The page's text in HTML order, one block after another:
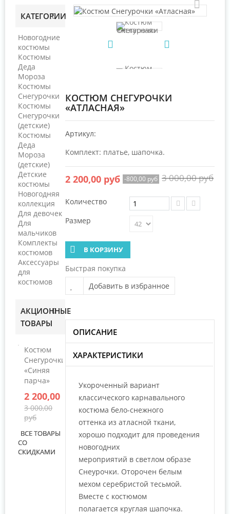
КАТЕГОРИИ
Новогодние
костюмы
Костюмы
Деда
Мороза
Костюмы
Снегурочки
Костюмы
Снегурочки
(детские)
Костюмы
Деда
Мороза
(детские)
Детские
костюмы
Новогодняя
коллекция
Для девочек
Для
мальчиков
Комплекты
костюмов
Аксессуары
для
костюмов
АКЦИОННЫЕ
ТОВАРЫ
Костюм
Снегурочки
«Синяя
парча»
2 200,00 руб
3 000,00
руб
ВСЕ ТОВАРЫ
СО
СКИДКАМИ
КОСТЮМ СНЕГУРОЧКИ
«АТЛАСНАЯ»
Артикул:
Комплект: платье, шапочка.
2 200,00 руб -800,00 руб 3 000,00 руб
Количество
Размер
В КОРЗИНУ
Быстрая покупка
Добавить в избранное
ОПИСАНИЕ
ХАРАКТЕРИСТИКИ
Укороченный вариант
классического карнавального
костюма бело-снежного
оттенка из атласной ткани,
хорошо подходит для проведения
новогодних
мероприятий в светлом образе
Снеурочки. Оторочен белым
мехом серебристой тесьмой.
Вместе с костюмом
полагается круглая шапочка.